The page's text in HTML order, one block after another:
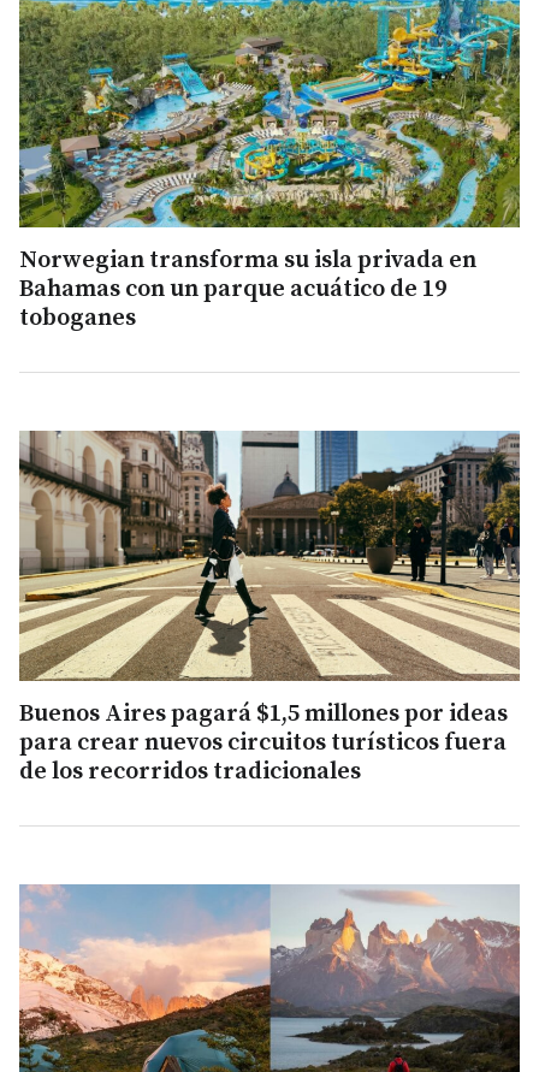
Norwegian transforma su isla privada en
Bahamas con un parque acuático de 19
toboganes
Buenos Aires pagará $1,5 millones por ideas
para crear nuevos circuitos turísticos fuera
de los recorridos tradicionales